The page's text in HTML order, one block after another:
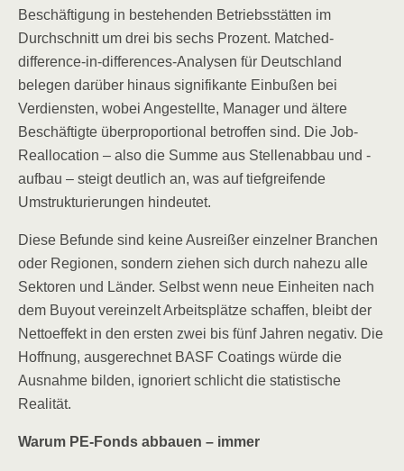
Beschäftigung in bestehenden Betriebsstätten im
Durchschnitt um drei bis sechs Prozent. Matched-
difference-in-differences-Analysen für Deutschland
belegen darüber hinaus signifikante Einbußen bei
Verdiensten, wobei Angestellte, Manager und ältere
Beschäftigte überproportional betroffen sind. Die Job-
Reallocation – also die Summe aus Stellenabbau und -
aufbau – steigt deutlich an, was auf tiefgreifende
Umstrukturierungen hindeutet.
Diese Befunde sind keine Ausreißer einzelner Branchen
oder Regionen, sondern ziehen sich durch nahezu alle
Sektoren und Länder. Selbst wenn neue Einheiten nach
dem Buyout vereinzelt Arbeitsplätze schaffen, bleibt der
Nettoeffekt in den ersten zwei bis fünf Jahren negativ. Die
Hoffnung, ausgerechnet BASF Coatings würde die
Ausnahme bilden, ignoriert schlicht die statistische
Realität.
Warum PE-Fonds abbauen – immer